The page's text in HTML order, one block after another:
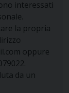
interessati
la propria
oppure
da un